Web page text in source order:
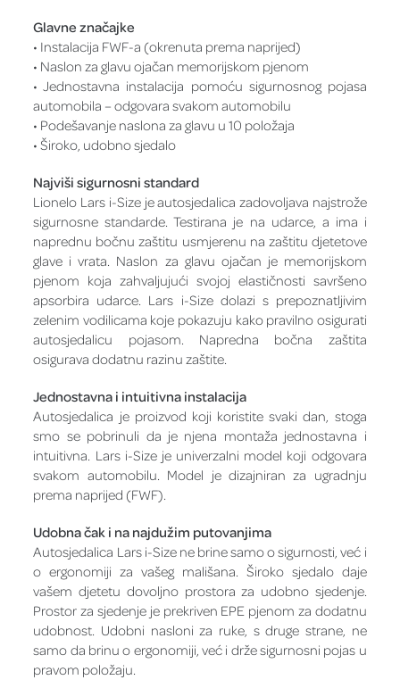
Glavne značajke
• Instalacija FWF-a (okrenuta prema naprijed)
• Naslon za glavu ojačan memorijskom pjenom
• Jednostavna instalacija pomoću sigurnosnog pojasa
automobila – odgovara svakom automobilu
• Podešavanje naslona za glavu u 10 položaja
• Široko, udobno sjedalo
Najviši sigurnosni standard
Lionelo Lars i-Size je autosjedalica zadovoljava najstrože
sigurnosne standarde. Testirana je na udarce, a ima i
naprednu bočnu zaštitu usmjerenu na zaštitu djetetove
glave i vrata. Naslon za glavu ojačan je memorijskom
pjenom koja zahvaljujući svojoj elastičnosti savršeno
apsorbira udarce. Lars i-Size dolazi s prepoznatljivim
zelenim vodilicama koje pokazuju kako pravilno osigurati
autosjedalicu pojasom. Napredna bočna zaštita
osigurava dodatnu razinu zaštite.
Jednostavna i intuitivna instalacija
Autosjedalica je proizvod koji koristite svaki dan, stoga
smo se pobrinuli da je njena montaža jednostavna i
intuitivna. Lars i-Size je univerzalni model koji odgovara
svakom automobilu. Model je dizajniran za ugradnju
prema naprijed (FWF).
Udobna čak i na najdužim putovanjima
Autosjedalica Lars i-Size ne brine samo o sigurnosti, već i
o ergonomiji za vašeg mališana. Široko sjedalo daje
vašem djetetu dovoljno prostora za udobno sjedenje.
Prostor za sjedenje je prekriven EPE pjenom za dodatnu
udobnost. Udobni nasloni za ruke, s druge strane, ne
samo da brinu o ergonomiji, već i drže sigurnosni pojas u
pravom položaju.